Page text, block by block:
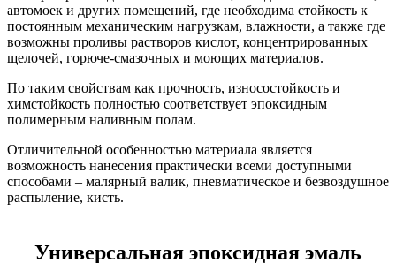
автомоек и других помещений, где необходима стойкость к
постоянным механическим нагрузкам, влажности, а также где
возможны проливы растворов кислот, концентрированных
щелочей, горюче-смазочных и моющих материалов.
По таким свойствам как прочность, износостойкость и
химстойкость полностью соответствует эпоксидным
полимерным наливным полам.
Отличительной особенностью материала является
возможность нанесения практически всеми доступными
способами – малярный валик, пневматическое и безвоздушное
распыление, кисть.
Универсальная эпоксидная эмаль